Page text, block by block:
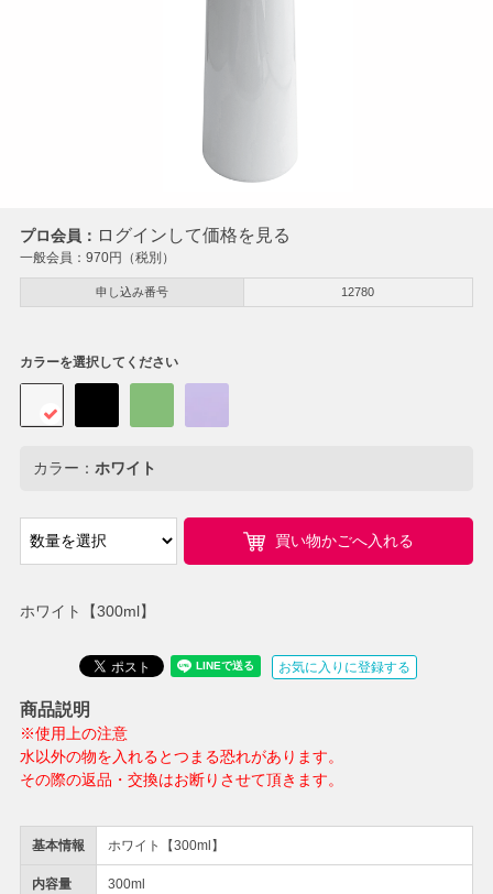
プロ会員： ログインして価格を見る
一般会員： 970円（税別）
申し込み番号 12780
ホワイト【300ml】
基本情報 ホワイト【300ml】
内容量 300ml
カラーを選択してください
カラー： ホワイト
買い物かごへ入れる
お気に入りに登録する
商品説明
※使用上の注意
水以外の物を入れるとつまる恐れがあります。
その際の返品・交換はお断りさせて頂きます。